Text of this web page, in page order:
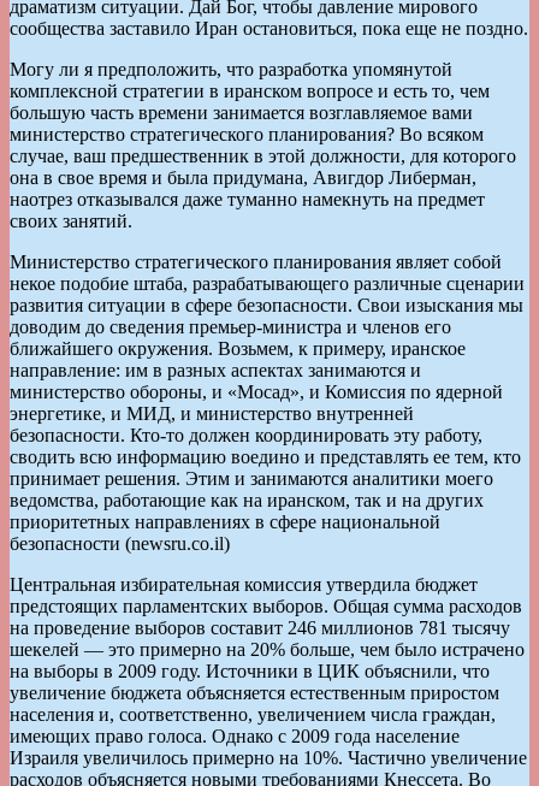
драматизм ситуации. Дай Бог, чтобы давление мирового
сообщества заставило Иран остановиться, пока еще не поздно.
Могу ли я предположить, что разработка упомянутой
комплексной стратегии в иранском вопросе и есть то, чем
большую часть времени занимается возглавляемое вами
министерство стратегического планирования? Во всяком
случае, ваш предшественник в этой должности, для которого
она в свое время и была придумана, Авигдор Либерман,
наотрез отказывался даже туманно намекнуть на предмет
своих занятий.
Министерство стратегического планирования являет собой
некое подобие штаба, разрабатывающего различные сценарии
развития ситуации в сфере безопасности. Свои изыскания мы
доводим до сведения премьер-министра и членов его
ближайшего окружения. Возьмем, к примеру, иранское
направление: им в разных аспектах занимаются и
министерство обороны, и «Мосад», и Комиссия по ядерной
энергетике, и МИД, и министерство внутренней
безопасности. Кто-то должен координировать эту работу,
сводить всю информацию воедино и представлять ее тем, кто
принимает решения. Этим и занимаются аналитики моего
ведомства, работающие как на иранском, так и на других
приоритетных направлениях в сфере национальной
безопасности (newsru.co.il)
Центральная избирательная комиссия утвердила бюджет
предстоящих парламентских выборов. Общая сумма расходов
на проведение выборов составит 246 миллионов 781 тысячу
шекелей — это примерно на 20% больше, чем было истрачено
на выборы в 2009 году. Источники в ЦИК объяснили, что
увеличение бюджета объясняется естественным приростом
населения и, соответственно, увеличением числа граждан,
имеющих право голоса. Однако с 2009 года население
Израиля увеличилось примерно на 10%. Частично увеличение
расходов объясняется новыми требованиями Кнессета. Во